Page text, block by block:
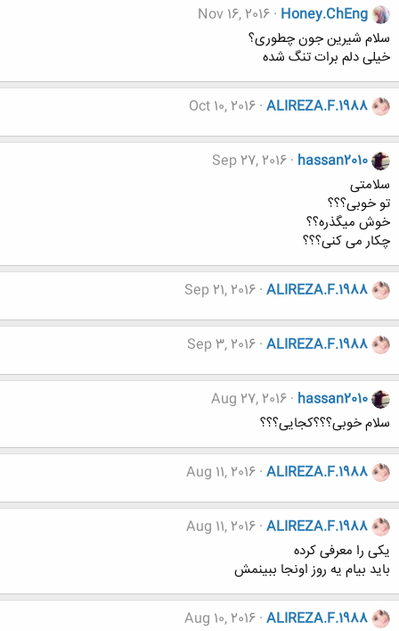
Honey.ChEng
Nov 16, 2016
سلام شیرین جون چطوری؟
خیلی دلم برات تنگ شده
ALIREZA.F.1988
Oct 10, 2016
hassan2010
Sep 27, 2016
سلامتی
تو خوبی؟؟؟
خوش میگذره؟؟
چکار می کنی؟؟؟
ALIREZA.F.1988
Sep 21, 2016
ALIREZA.F.1988
Sep 3, 2016
hassan2010
Aug 27, 2016
سلام خوبی؟؟؟کجایی؟؟؟
ALIREZA.F.1988
Aug 11, 2016
ALIREZA.F.1988
Aug 11, 2016
یکی را معرفی کرده
باید بیام یه روز اونجا ببینمش
ALIREZA.F.1988
Aug 10, 2016